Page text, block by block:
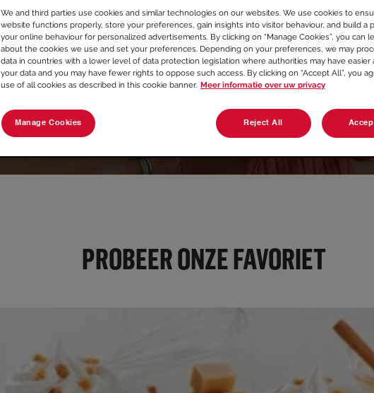
Lees alles wat je moet weten over SENSEO®:
van handige tips tot leuke koffieweetjes en
heerlijke recepten.
PROBEER ONZE FAVORIET
We and third parties use cookies and similar technologies on our websites. We use cookies to
website functions properly, store your preferences, gain insights into visitor behaviour, and build a
your online behaviour for personalized advertisements. By clicking on “Manage Cookies”, you can
about the cookies we use and set your preferences. Depending on your preferences, we may
data in countries with a lower level of data protection legislation where authorities may have easier
your data and you may have fewer rights to oppose such access. By clicking on “Accept All”, you
use of all cookies as described in this cookie banner. Meer informatie over uw privacy
Manage Cookies Reject All